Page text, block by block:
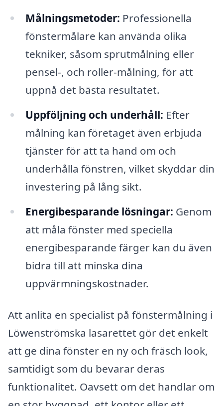
Målningsmetoder: Professionella
fönstermålare kan använda olika
tekniker, såsom sprutmålning eller
pensel-, och roller-målning, för att
uppnå det bästa resultatet.
Uppföljning och underhåll: Efter
målning kan företaget även erbjuda
tjänster för att ta hand om och
underhålla fönstren, vilket skyddar din
investering på lång sikt.
Energibesparande lösningar: Genom
att måla fönster med speciella
energibesparande färger kan du även
bidra till att minska dina
uppvärmningskostnader.
Att anlita en specialist på fönstermålning i
Löwenströmska lasarettet gör det enkelt
att ge dina fönster en ny och fräsch look,
samtidigt som du bevarar deras
funktionalitet. Oavsett om det handlar om